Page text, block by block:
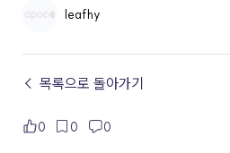
leafhy
← 목록으로 돌아가기
0 0 0